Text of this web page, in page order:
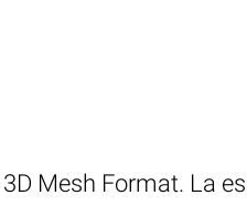
Mesh Format. La